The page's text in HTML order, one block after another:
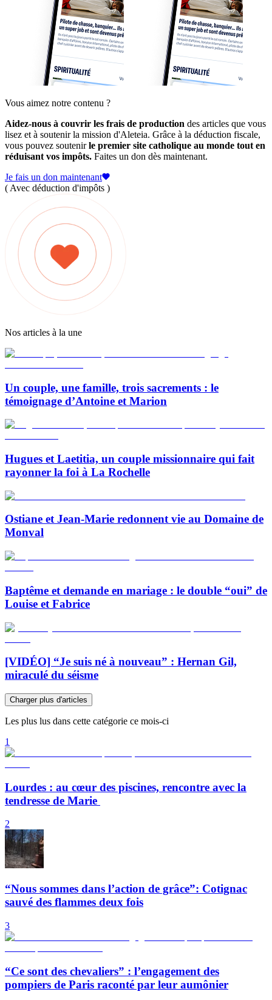
Vous aimez notre contenu ?
Aidez-nous à couvrir les frais de production des articles que vous
lisez et à soutenir la mission d'Aleteia. Grâce à la déduction fiscale,
vous pouvez soutenirle premier site catholique au monde tout en
réduisant vos impôts. Faites un don dès maintenant.
Je fais un don maintenant
( Avec déduction d'impôts )
Nos articles à la une
Un couple, une famille, trois sacrements : le
témoignage d’Antoine et Marion
Hugues et Laetitia, un couple missionnaire qui fait
rayonner la foi à La Rochelle
Ostiane et Jean-Marie redonnent vie au Domaine de
Monval
Baptême et demande en mariage : le double “oui” de
Louise et Fabrice
[VIDÉO] “Je suis né à nouveau” : Hernan Gil,
miraculé du séisme
Charger plus d'articles
Les plus lus dans cette catégorie ce mois-ci
1
Lourdes : au cœur des piscines, rencontre avec la
tendresse de Marie
2
“Nous sommes dans l’action de grâce”: Cotignac
sauvé des flammes deux fois
3
“Ce sont des chevaliers” : l’engagement des
pompiers de Paris raconté par leur aumônier